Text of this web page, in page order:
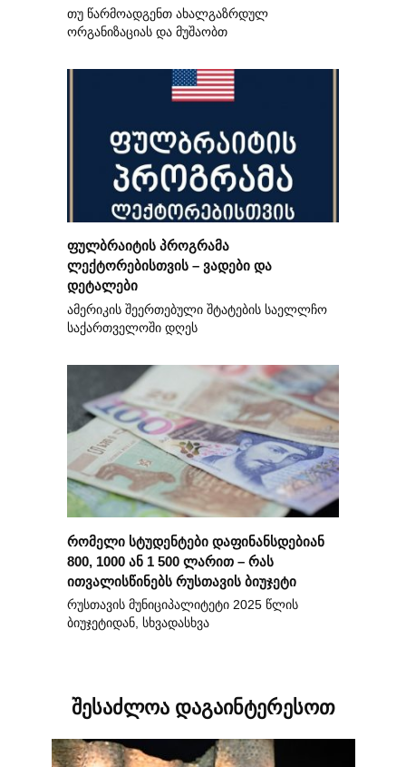
თუ წარმოადგენთ ახალგაზრდულ
ორგანიზაციას და მუშაობთ
ფულბრაიტის პროგრამა
ლექტორებისთვის – ვადები და
დეტალები
ამერიკის შეერთებული შტატების საელლჩო
საქართველოში დღეს
რომელი სტუდენტები დაფინანსდებიან
800, 1000 ან 1 500 ლარით – რას
ითვალისწინებს რუსთავის ბიუჯეტი
რუსთავის მუნიციპალიტეტი 2025 წლის
ბიუჯეტიდან, სხვადასხვა
შესაძლოა დაგაინტერესოთ